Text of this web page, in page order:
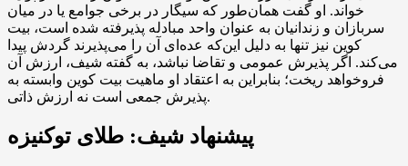
خواند. او گفت همان‌طور که سیگار در برخی جوامع یا در میان
سربازان و زندانیان به عنوان واحد مبادله پذیرفته شده است، بیت
کوین نیز تنها به دلیل این‌که عده‌ای آن را می‌پذیرند گردش پیدا
می‌کند. اگر پذیرش عمومی و تقاضا نباشد، به گفته شیف، ارزش آن
فروخواهد ریخت؛ بنابراین به اعتقاد او ماهیت بیت کوین وابسته به
پذیرش جمعی است نه ارزش ذاتی.
پیشنهاد شیف: طلای توکنیزه